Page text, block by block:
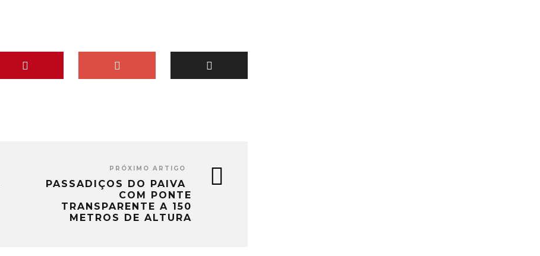
PRÓXIMO ARTIGO
PASSADIÇOS DO PAIVA
COM PONTE
TRANSPARENTE A 150
METROS DE ALTURA